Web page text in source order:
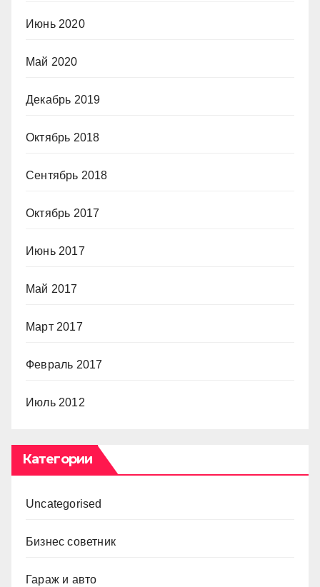
Июнь 2020
Май 2020
Декабрь 2019
Октябрь 2018
Сентябрь 2018
Октябрь 2017
Июнь 2017
Май 2017
Март 2017
Февраль 2017
Июль 2012
Категории
Uncategorised
Бизнес советник
Гараж и авто